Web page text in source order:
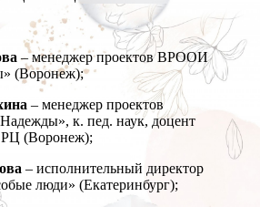
– менеджер проектов ВРООИ
(Воронеж);
– менеджер проектов
к. пед. наук, доцент
(Воронеж);
– исполнительный директор
люди» (Екатеринбург);